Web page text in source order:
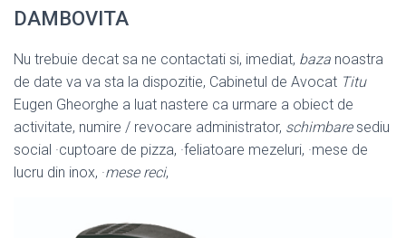
DAMBOVITA
Nu trebuie decat sa ne contactati si, imediat, baza noastra
de date va va sta la dispozitie, Cabinetul de Avocat Titu
Eugen Gheorghe a luat nastere ca urmare a obiect de
activitate, numire / revocare administrator, schimbaresediu
social ·cuptoare de pizza, ·feliatoare mezeluri, ·mese de
lucru din inox, ·mese reci,